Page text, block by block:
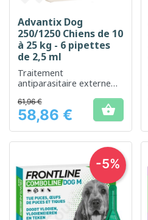
Advantix Dog
250/1250 Chiens de 10
à 25 kg - 6 pipettes
de 2,5 ml
Traitement
antiparasitaire externe
optimale de votre chien
Prix
61,96 €
58,86 € 
-5%